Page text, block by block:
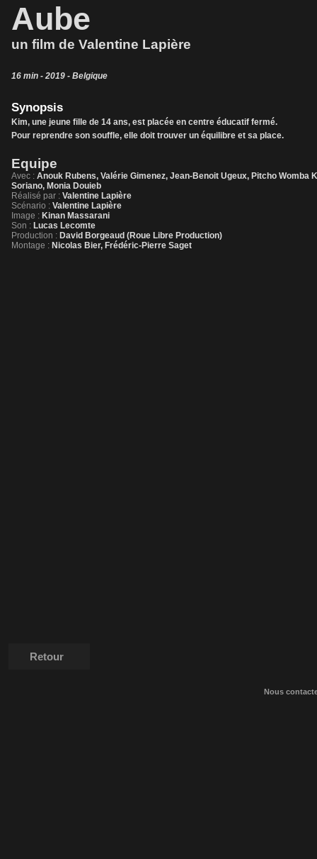
Aube
un film de Valentine Lapière
16 min - 2019 - Belgique
Synopsis
Kim, une jeune fille de 14 ans, est placée en centre éducatif fermé.
Pour reprendre son souffle, elle doit trouver un équilibre et sa place.
Equipe
Avec : Anouk Rubens, Valérie Gimenez, Jean-Benoit Ugeux, Pitcho Womba
Soriano, Monia Douieb
Réalisé par : Valentine Lapière
Scénario : Valentine Lapière
Image : Kinan Massarani
Son : Lucas Lecomte
Production : David Borgeaud (Roue Libre Production)
Montage : Nicolas Bier, Frédéric-Pierre Saget
Retour
Nous